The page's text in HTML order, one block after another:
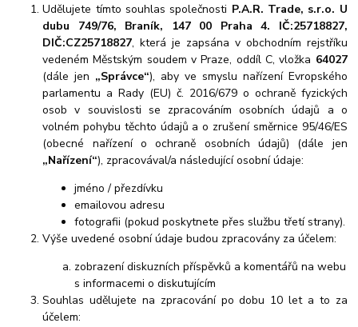
Udělujete tímto souhlas společnosti P.A.R. Trade, s.r.o. U
dubu 749/76, Braník, 147 00 Praha 4. IČ:25718827,
DIČ:CZ25718827, která je zapsána v obchodním rejstříku
vedeném Městským soudem v Praze, oddíl C, vložka 64027
(dále jen „Správce“), aby ve smyslu nařízení Evropského
parlamentu a Rady (EU) č. 2016/679 o ochraně fyzických
osob v souvislosti se zpracováním osobních údajů a o
volném pohybu těchto údajů a o zrušení směrnice 95/46/ES
(obecné nařízení o ochraně osobních údajů) (dále jen
„Nařízení“), zpracovával/a následující osobní údaje:
jméno / přezdívku
emailovou adresu
fotografii (pokud poskytnete přes službu třetí strany).
Výše uvedené osobní údaje budou zpracovány za účelem:
zobrazení diskuzních příspěvků a komentářů na webu
s informacemi o diskutujícím
Souhlas udělujete na zpracování po dobu 10 let a to za
účelem: